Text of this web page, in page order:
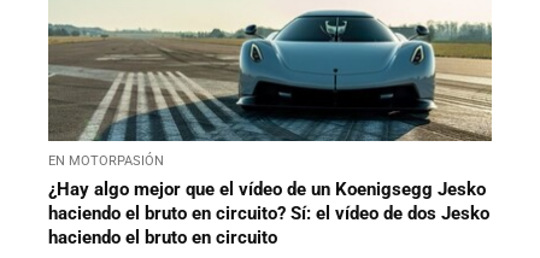
EN MOTORPASIÓN
¿Hay algo mejor que el vídeo de un Koenigsegg Jesko
haciendo el bruto en circuito? Sí: el vídeo de dos Jesko
haciendo el bruto en circuito